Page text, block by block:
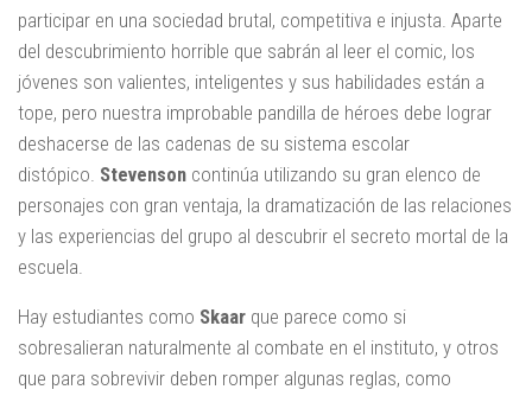
participar en una sociedad brutal, competitiva e injusta. Aparte
del descubrimiento horrible que sabrán al leer el comic, los
jóvenes son valientes, inteligentes y sus habilidades están a
tope, pero nuestra improbable pandilla de héroes debe lograr
deshacerse de las cadenas de su sistema escolar
distópico. Stevenson continúa utilizando su gran elenco de
personajes con gran ventaja, la dramatización de las relaciones
y las experiencias del grupo al descubrir el secreto mortal de la
escuela.
Hay estudiantes como Skaar que parece como si
sobresalieran naturalmente al combate en el instituto, y otros
que para sobrevivir deben romper algunas reglas, como